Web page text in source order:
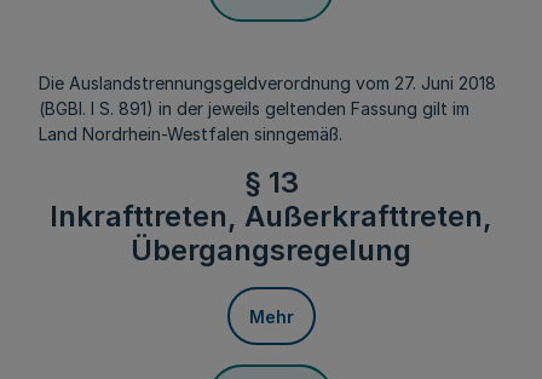
Die Auslandstrennungsgeldverordnung vom 27. Juni 2018
(BGBl. I S. 891) in der jeweils geltenden Fassung gilt im
Land Nordrhein-Westfalen sinngemäß.
§ 13
Inkrafttreten, Außerkrafttreten,
Übergangsregelung
Mehr